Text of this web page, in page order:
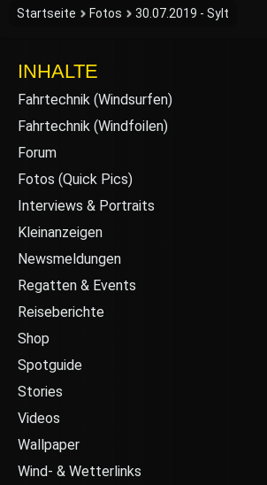
Startseite Fotos 30.07.2019 - Sylt
INHALTE
Fahrtechnik (Windsurfen)
Fahrtechnik (Windfoilen)
Forum
Fotos (Quick Pics)
Interviews & Portraits
Kleinanzeigen
Newsmeldungen
Regatten & Events
Reiseberichte
Shop
Spotguide
Stories
Videos
Wallpaper
Wind- & Wetterlinks